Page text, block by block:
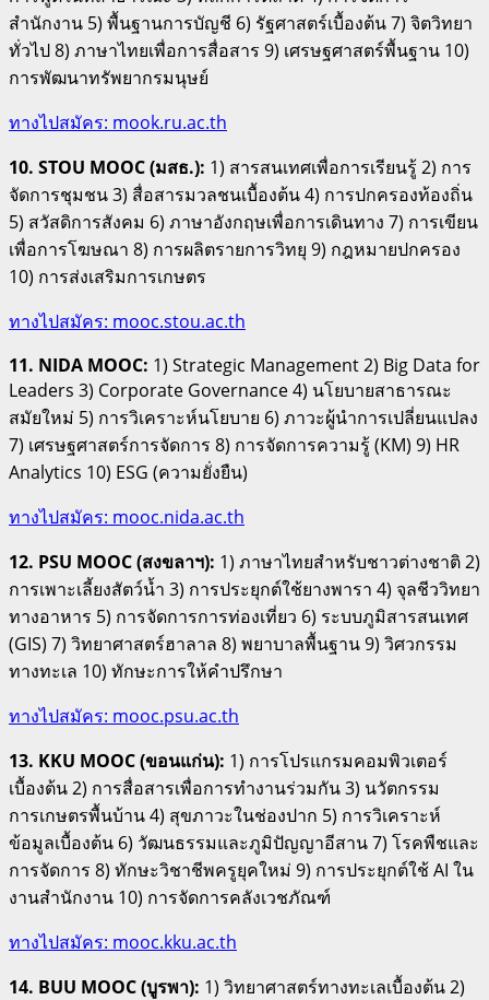
สำนักงาน 5) พื้นฐานการบัญชี 6) รัฐศาสตร์เบื้องต้น 7) จิตวิทยา
ทั่วไป 8) ภาษาไทยเพื่อการสื่อสาร 9) เศรษฐศาสตร์พื้นฐาน 10)
การพัฒนาทรัพยากรมนุษย์
ทางไปสมัคร: mook.ru.ac.th
10. STOU MOOC (มสธ.): 1) สารสนเทศเพื่อการเรียนรู้ 2) การ
จัดการชุมชน 3) สื่อสารมวลชนเบื้องต้น 4) การปกครองท้องถิ่น
5) สวัสดิการสังคม 6) ภาษาอังกฤษเพื่อการเดินทาง 7) การเขียน
เพื่อการโฆษณา 8) การผลิตรายการวิทยุ 9) กฎหมายปกครอง
10) การส่งเสริมการเกษตร
ทางไปสมัคร: mooc.stou.ac.th
11. NIDA MOOC: 1) Strategic Management 2) Big Data for
Leaders 3) Corporate Governance 4) นโยบายสาธารณะ
สมัยใหม่ 5) การวิเคราะห์นโยบาย 6) ภาวะผู้นำการเปลี่ยนแปลง
7) เศรษฐศาสตร์การจัดการ 8) การจัดการความรู้ (KM) 9) HR
Analytics 10) ESG (ความยั่งยืน)
ทางไปสมัคร: mooc.nida.ac.th
12. PSU MOOC (สงขลาฯ): 1) ภาษาไทยสำหรับชาวต่างชาติ 2)
การเพาะเลี้ยงสัตว์น้ำ 3) การประยุกต์ใช้ยางพารา 4) จุลชีววิทยา
ทางอาหาร 5) การจัดการการท่องเที่ยว 6) ระบบภูมิสารสนเทศ
(GIS) 7) วิทยาศาสตร์ฮาลาล 8) พยาบาลพื้นฐาน 9) วิศวกรรม
ทางทะเล 10) ทักษะการให้คำปรึกษา
ทางไปสมัคร: mooc.psu.ac.th
13. KKU MOOC (ขอนแก่น): 1) การโปรแกรมคอมพิวเตอร์
เบื้องต้น 2) การสื่อสารเพื่อการทำงานร่วมกัน 3) นวัตกรรม
การเกษตรพื้นบ้าน 4) สุขภาวะในช่องปาก 5) การวิเคราะห์
ข้อมูลเบื้องต้น 6) วัฒนธรรมและภูมิปัญญาอีสาน 7) โรคพืชและ
การจัดการ 8) ทักษะวิชาชีพครูยุคใหม่ 9) การประยุกต์ใช้ AI ใน
งานสำนักงาน 10) การจัดการคลังเวชภัณฑ์
ทางไปสมัคร: mooc.kku.ac.th
14. BUU MOOC (บูรพา): 1) วิทยาศาสตร์ทางทะเลเบื้องต้น 2)